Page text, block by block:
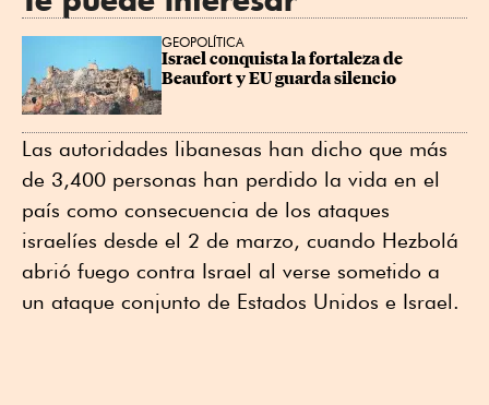
GEOPOLÍTICA
Israel conquista la fortaleza de
Beaufort y EU guarda silencio
Las autoridades libanesas han dicho que más
de 3,400 personas han perdido la ⁠vida en el
país como consecuencia de los ataques
israelíes desde el 2 de marzo, cuando Hezbolá
abrió fuego contra Israel al verse sometido a
un ataque conjunto de Estados Unidos e Israel.